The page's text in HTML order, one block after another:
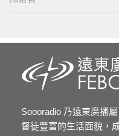
Soooradio 乃遠東廣播
督徒豐富的生活面貌，